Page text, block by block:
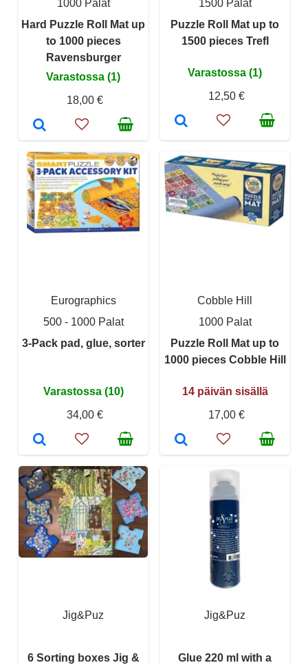
1000 Palat
Hard Puzzle Roll Mat up
to 1000 pieces
Ravensburger
Varastossa (1)
18,00 €
1500 Palat
Puzzle Roll Mat up to
1500 pieces Trefl
Varastossa (1)
12,50 €
Eurographics
500 - 1000 Palat
3-Pack pad, glue, sorter
Varastossa (10)
34,00 €
Cobble Hill
1000 Palat
Puzzle Roll Mat up to
1000 pieces Cobble Hill
14 päivän sisällä
17,00 €
Jig&Puz
6 Sorting boxes Jig &
Jig&Puz
Glue 220 ml with a